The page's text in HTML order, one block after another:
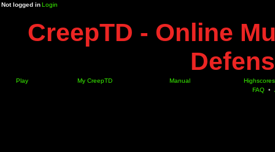
Not logged inLogin
CreepTD - Online
Play My CreepTD Manual
Highscores
FAQ •